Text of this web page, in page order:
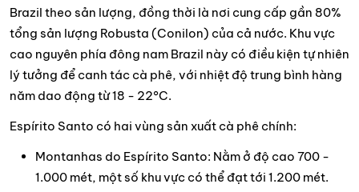
Brazil theo sản lượng, đồng thời là nơi cung cấp gần 80%
tổng sản lượng Robusta (Conilon) của cả nước. Khu vực
cao nguyên phía đông nam Brazil này có điều kiện tự nhiên
lý tưởng để canh tác cà phê, với nhiệt độ trung bình hàng
năm dao động từ 18 - 22°C.
Espírito Santo có hai vùng sản xuất cà phê chính:
Montanhas do Espírito Santo: Nằm ở độ cao 700 -
1.000 mét, một số khu vực có thể đạt tới 1.200 mét.